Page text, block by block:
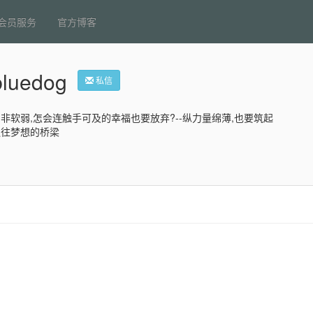
员服务 官方博客
私信
软弱,怎会连触手可及的幸福也要放弃?--纵力量绵薄,也要筑起
梦想的桥梁